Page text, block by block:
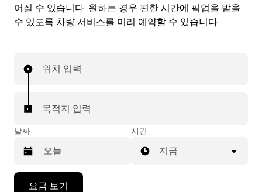
어질 수 있습니다. 원하는 경우 편한 시간에 픽업을 받을
수 있도록 차량 서비스를 미리 예약할 수 있습니다.
위치 입력
목적지 입력
날짜 시간
지금
요금 보기